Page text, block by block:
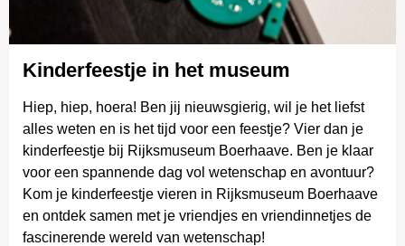
Kinderfeestje in het museum
Hiep, hiep, hoera! Ben jij nieuwsgierig, wil je het liefst
alles weten en is het tijd voor een feestje? Vier dan je
kinderfeestje bij Rijksmuseum Boerhaave. Ben je klaar
voor een spannende dag vol wetenschap en avontuur?
Kom je kinderfeestje vieren in Rijksmuseum Boerhaave
en ontdek samen met je vriendjes en vriendinnetjes de
fascinerende wereld van wetenschap!